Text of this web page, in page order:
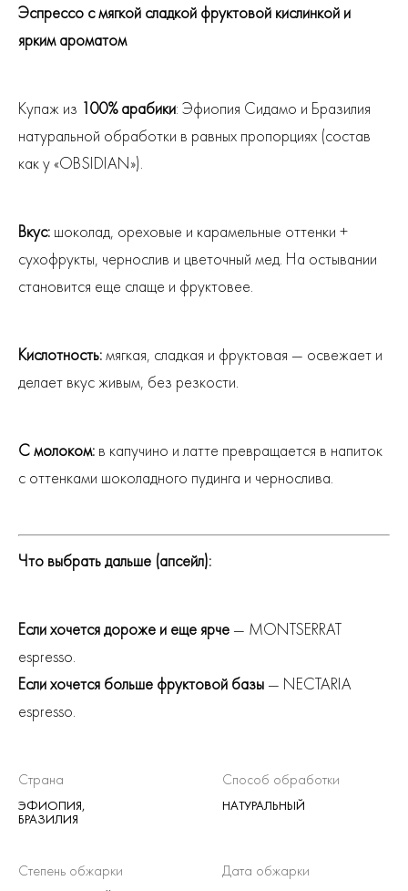
Эспрессо с мягкой сладкой фруктовой кислинкой и
ярким ароматом
Купаж из 100% арабики: Эфиопия Сидамо и Бразилия
натуральной обработки в равных пропорциях (состав
как у «OBSIDIAN»).
Вкус: шоколад, ореховые и карамельные оттенки +
сухофрукты, чернослив и цветочный мед. На остывании
становится еще слаще и фруктовее.
Кислотность: мягкая, сладкая и фруктовая — освежает и
делает вкус живым, без резкости.
С молоком: в капучино и латте превращается в напиток
с оттенками шоколадного пудинга и чернослива.
Что выбрать дальше (апсейл):
Если хочется дороже и еще ярче — MONTSERRAT
espresso.
Если хочется больше фруктовой базы — NECTARIA
espresso.
Страна
ЭФИОПИЯ,
БРАЗИЛИЯ
Способ обработки
НАТУРАЛЬНЫЙ
Степень обжарки Дата обжарки